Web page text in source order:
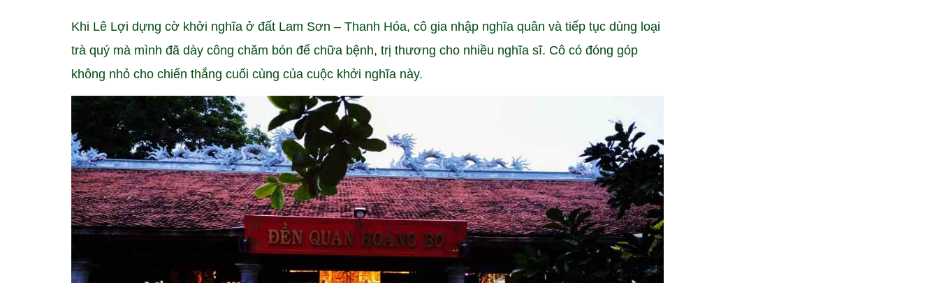
Khi Lê Lợi dựng cờ khởi nghĩa ở đất Lam Sơn – Thanh Hóa, cô gia nhập nghĩa quân và tiếp tục dùng loại
trà quý mà mình đã dày công chăm bón để chữa bệnh, trị thương cho nhiều nghĩa sĩ. Cô có đóng góp
không nhỏ cho chiến thắng cuối cùng của cuộc khởi nghĩa này.